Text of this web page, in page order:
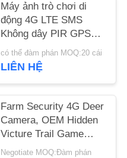
Máy ảnh trò chơi di
động 4G LTE SMS
Không dây PIR GPS
không dây
có thể đàm phán MOQ:20 cái
LIÊN HỆ
Farm Security 4G Deer
Camera, OEM Hidden
Victure Trail Game
Camera
Negotiate MOQ:Đàm phán